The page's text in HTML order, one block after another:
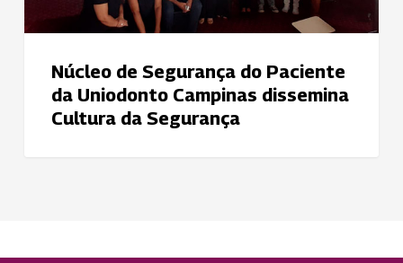
Segurança
Núcleo de Segurança do Paciente
da Uniodonto Campinas dissemina
Cultura da Segurança